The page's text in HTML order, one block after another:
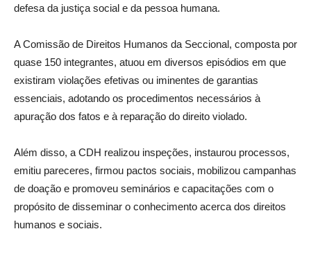
defesa da justiça social e da pessoa humana.
A Comissão de Direitos Humanos da Seccional, composta por
quase 150 integrantes, atuou em diversos episódios em que
existiram violações efetivas ou iminentes de garantias
essenciais, adotando os procedimentos necessários à
apuração dos fatos e à reparação do direito violado.
Além disso, a CDH realizou inspeções, instaurou processos,
emitiu pareceres, firmou pactos sociais, mobilizou campanhas
de doação e promoveu seminários e capacitações com o
propósito de disseminar o conhecimento acerca dos direitos
humanos e sociais.